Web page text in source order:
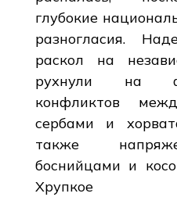
глубокие
разногласия.
раскол на
рухнули на
конфликтов
сербами и
также
боснийцами и
Хрупкое